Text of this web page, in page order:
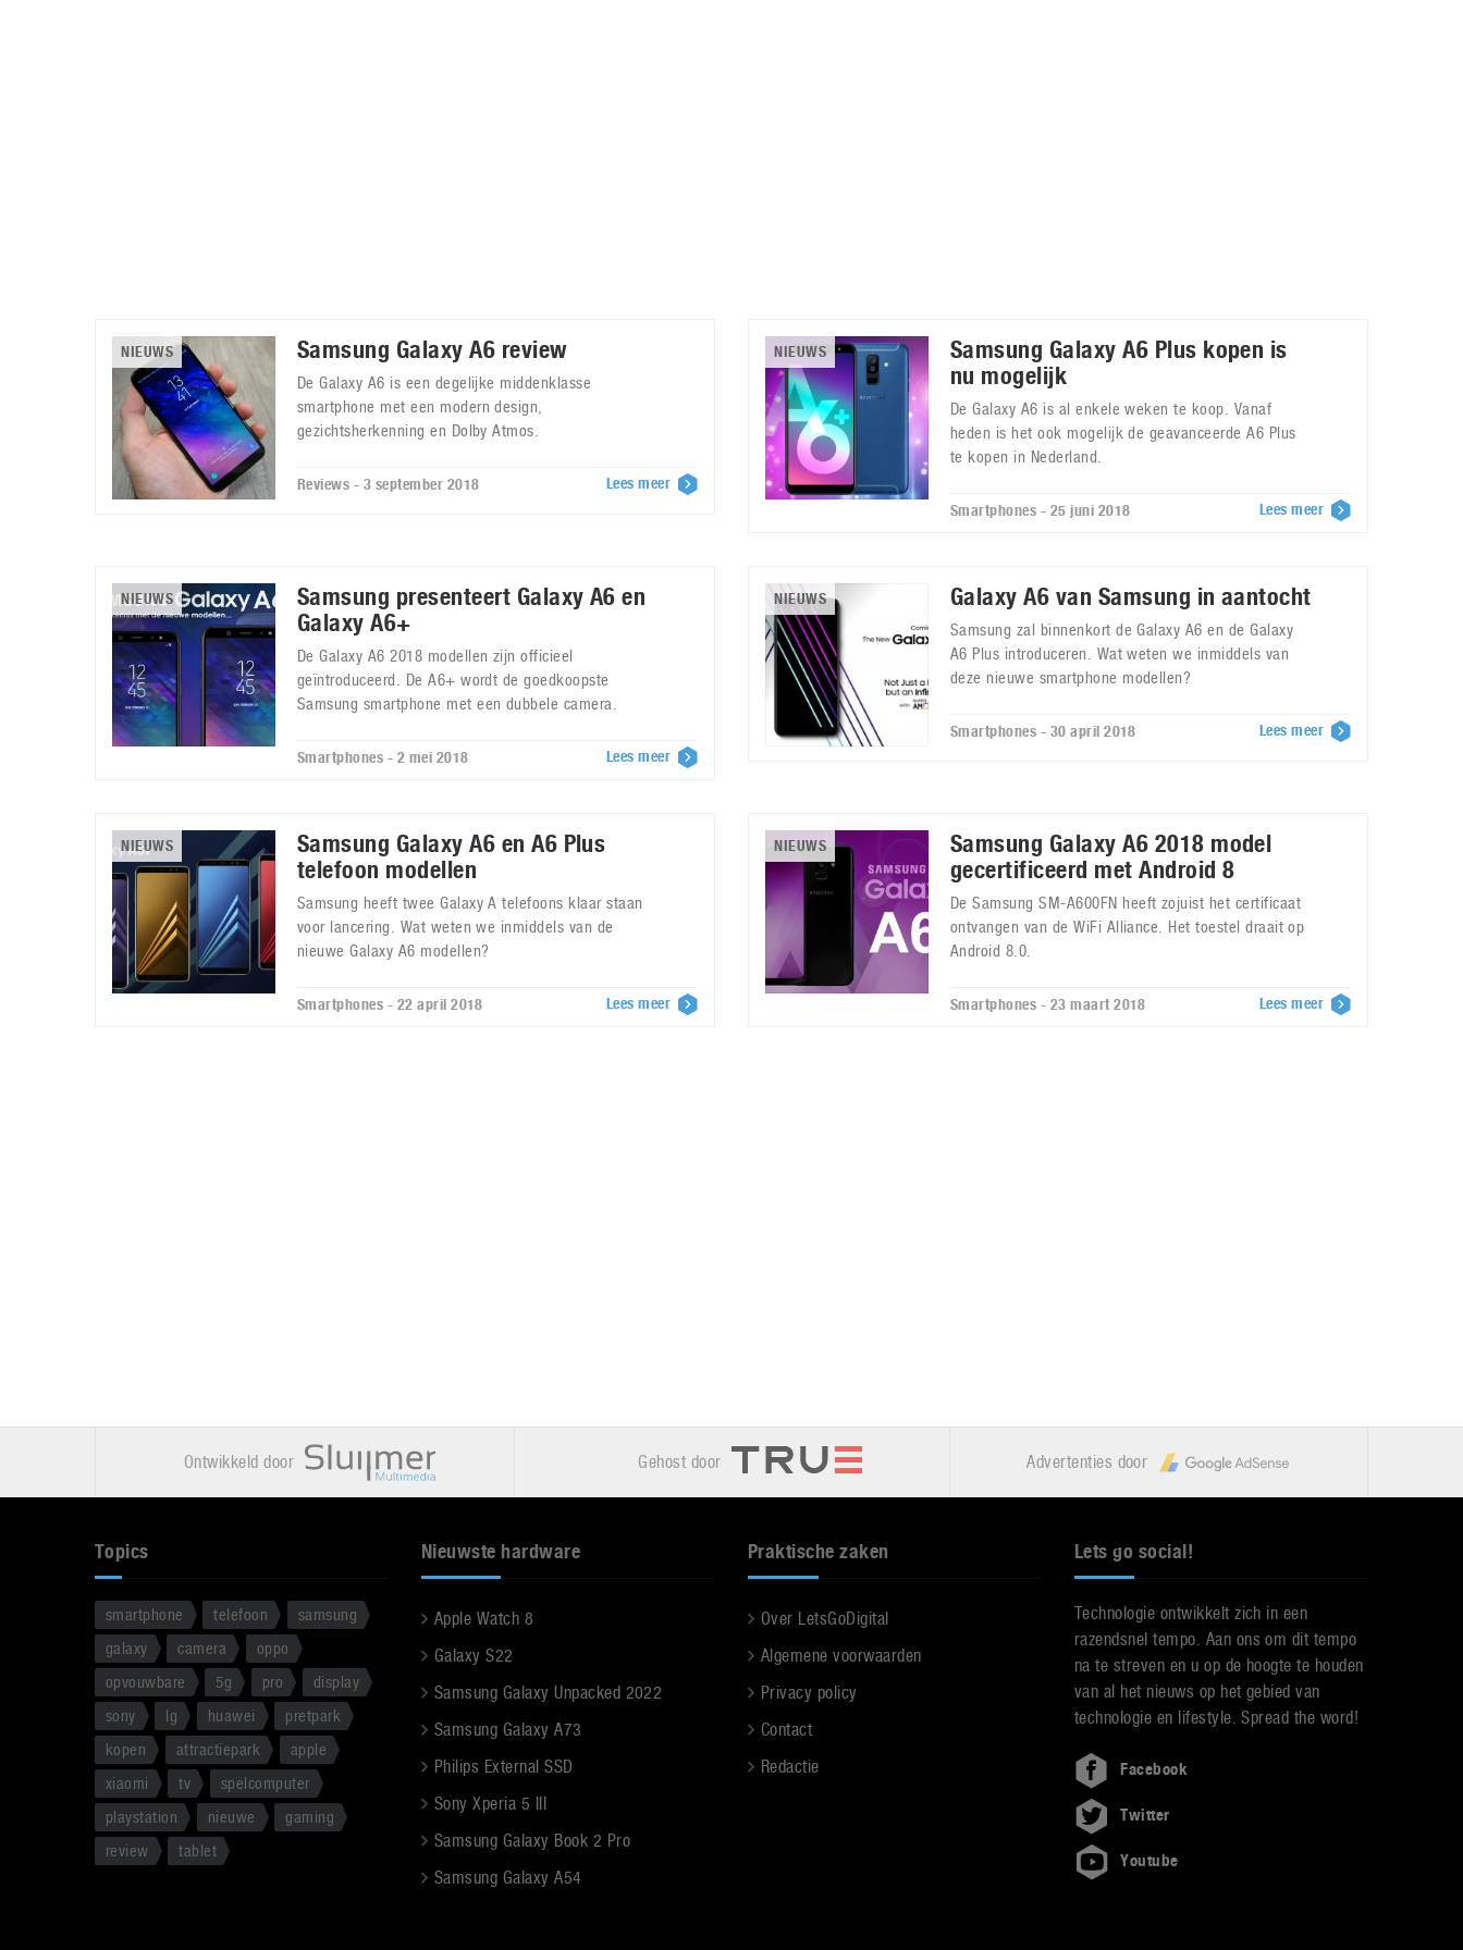
NIEUWS Samsung Galaxy A6 review
De Galaxy A6 is een degelijke middenklasse
smartphone met een modern design,
gezichtsherkenning en Dolby Atmos.
Reviews - 3 september 2018 Lees meer
NIEUWS
Samsung Galaxy A6 Plus kopen is
nu mogelijk
De Galaxy A6 is al enkele weken te koop. Vanaf
heden is het ook mogelijk de geavanceerde A6 Plus
te kopen in Nederland.
Smartphones - 25 juni 2018 Lees meer
NIEUWS
Samsung presenteert Galaxy A6 en
Galaxy A6+
De Galaxy A6 2018 modellen zijn officieel
geïntroduceerd. De A6+ wordt de goedkoopste
Samsung smartphone met een dubbele camera.
Smartphones - 2 mei 2018 Lees meer
NIEUWS Galaxy A6 van Samsung in aantocht
Samsung zal binnenkort de Galaxy A6 en de Galaxy
A6 Plus introduceren. Wat weten we inmiddels van
deze nieuwe smartphone modellen?
Smartphones - 30 april 2018 Lees meer
NIEUWS
Samsung Galaxy A6 en A6 Plus
telefoon modellen
Samsung heeft twee Galaxy A telefoons klaar staan
voor lancering. Wat weten we inmiddels van de
nieuwe Galaxy A6 modellen?
Smartphones - 22 april 2018 Lees meer
NIEUWS
Samsung Galaxy A6 2018 model
gecertificeerd met Android 8
De Samsung SM-A600FN heeft zojuist het certificaat
ontvangen van de WiFi Alliance. Het toestel draait op
Android 8.0.
Smartphones - 23 maart 2018 Lees meer
Ontwikkeld door Gehost door Advertenties door
Topics
smartphone telefoon
samsung
galaxy
camera
oppo
opvouwbare
5g pro
display
sony
lg huawei
pretpark
kopen
attractiepark
apple
xiaomi
tv
spelcomputer
playstation
nieuwe
gaming
review
tablet
Nieuwste hardware
Apple Watch 8
Galaxy S22
Samsung Galaxy Unpacked 2022
Samsung Galaxy A73
Philips External SSD
Sony Xperia 5 III
Samsung Galaxy Book 2 Pro
Samsung Galaxy A54
Praktische zaken
Over LetsGoDigital
Algemene voorwaarden
Privacy policy
Contact
Redactie
Lets go social!
Technologie ontwikkelt zich in een
razendsnel tempo. Aan ons om dit tempo
na te streven en u op de hoogte te houden
van al het nieuws op het gebied van
technologie en lifestyle. Spread the word!
Facebook
Twitter
Youtube